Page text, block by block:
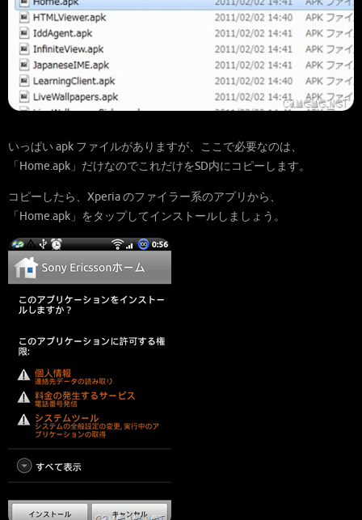
いっぱい apk ファイルがありますが、ここで必要なのは、
「Home.apk」だけなのでこれだけをSD内にコピーします。
コピーしたら、Xperia のファイラー系のアプリから、
「Home.apk」をタップしてインストールしましょう。